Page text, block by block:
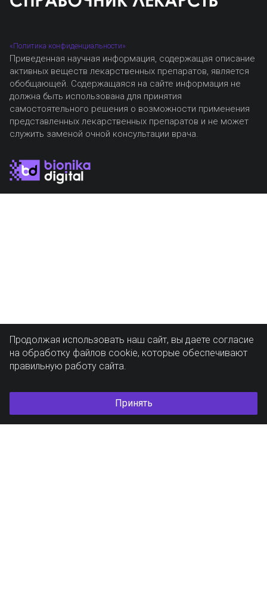
«Политика конфиденциальности»
Приведенная научная информация, содержащая описание
активных веществ лекарственных препаратов, является
обобщающей. Содержащаяся на сайте информация не
должна быть использована для принятия
самостоятельного решения о возможности применения
представленных лекарственных препаратов и не может
служить заменой очной консультации врача.
Продолжая использовать наш сайт, вы даете согласие
на обработку файлов cookie, которые обеспечивают
правильную работу сайта.
Принять